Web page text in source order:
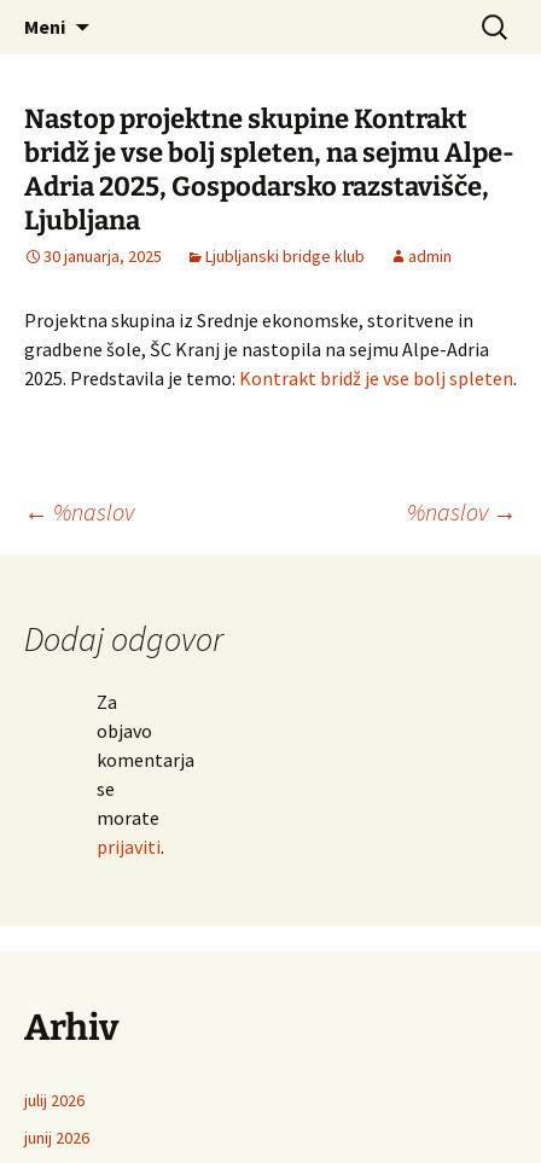
LJUBLJANSKI BRIDGE KLUB
LBK
Meni Išči:
Nastop projektne skupine Kontrakt
bridž je vse bolj spleten, na sejmu Alpe-
Adria 2025, Gospodarsko razstavišče,
Ljubljana
30 januarja, 2025 Ljubljanski bridge klub admin
Projektna skupina iz Srednje ekonomske, storitvene in
gradbene šole, ŠC Kranj je nastopila na sejmu Alpe-Adria
2025. Predstavila je temo: Kontrakt bridž je vse bolj spleten.
Krmarjenje
prispevkih
← %naslov %naslov →
Dodaj odgovor
Za
objavo
komentarja
se
morate
prijaviti.
Arhiv
julij 2026
junij 2026